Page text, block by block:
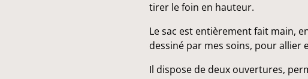
tirer le foin en hauteur.
Le sac est entièrement fait main,
dessiné par mes soins, pour allier
Il dispose de deux ouvertures,